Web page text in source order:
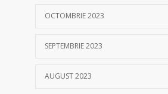
OCTOMBRIE 2023
SEPTEMBRIE 2023
AUGUST 2023